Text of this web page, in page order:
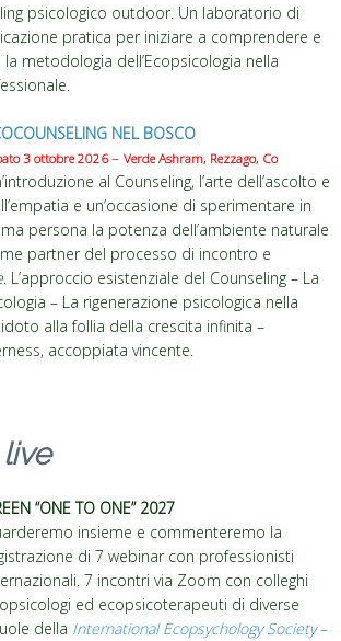
psicologico outdoor. Un laboratorio di
pratica per iniziare a comprendere e
metodologia dell’Ecopsicologia nella
NEL BOSCO
3 ottobre 2026– Verde Ashram, Rezzago, Co
al Counseling, l’arte dell’ascolto e
e un’occasione di sperimentare in
persona la potenza dell’ambiente naturale
partner del processo di incontro e
. L’approccio esistenziale del Counseling – La
– La rigenerazione psicologica nella
alla follia della crescita infinita –
accoppiata vincente.
live
“ONE TO ONE” 2027
insieme e commenteremo la
di 7 webinar con professionisti
7 incontri via Zoom con colleghi
ed ecopsicoterapeuti di diverse
della International Ecopsychology Society–